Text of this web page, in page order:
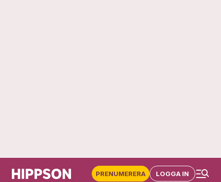
PRENUMERERA LOGGA IN